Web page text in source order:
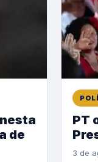
de
PT
3 de